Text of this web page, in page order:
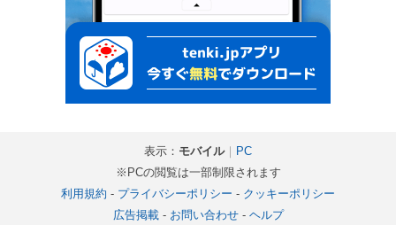
表示： モバイル｜ PC
※PCの閲覧は一部制限されます
利用規約 - プライバシーポリシー - クッキーポリシー
広告掲載- お問い合わせ- ヘルプ